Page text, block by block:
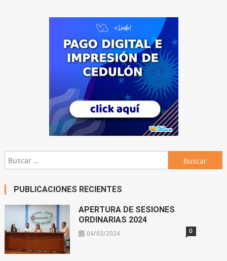
Buscar:
PUBLICACIONES RECIENTES
APERTURA DE SESIONES
ORDINARIAS 2024
04/03/2024 0